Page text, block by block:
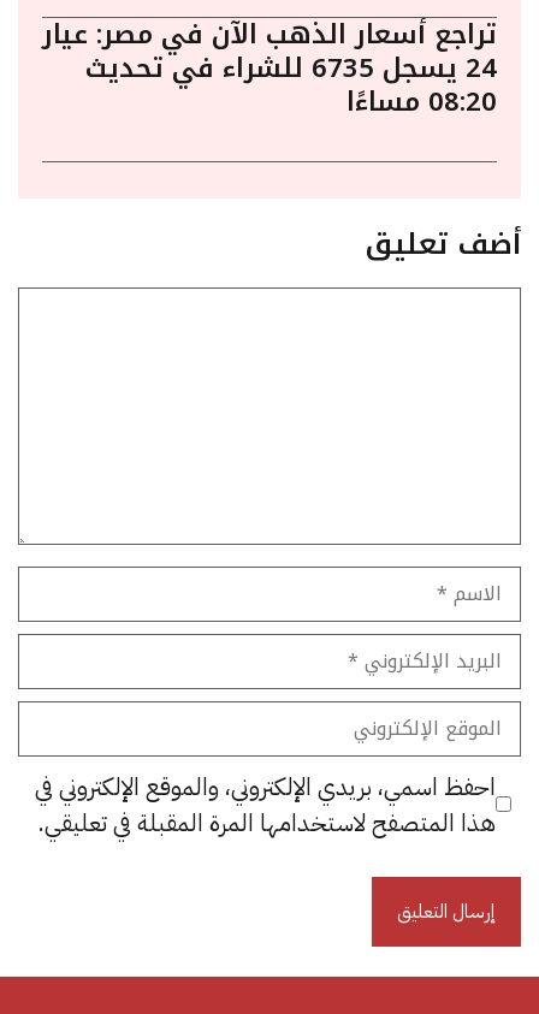
تراجع أسعار الذهب الآن في مصر: عيار
24 يسجل 6735 للشراء في تحديث
08:20 مساءًا
أضف تعليق
الاسم
البريد
الإلكتروني
الموقع
الإلكتروني
احفظ اسمي، بريدي الإلكتروني، والموقع الإلكتروني في
هذا المتصفح لاستخدامها المرة المقبلة في تعليقي.